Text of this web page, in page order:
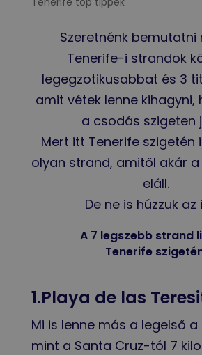
Szeretnénk bemutatni
Tenerife-i strandok
legegzotikusabbat és 3
amit vétek lenne kihagyni,
a csodás szigeten
Mert itt Tenerife szigetén
olyan strand, amitől akár a
eláll.
De ne is húzzuk az
A 7 legszebb strand
Tenerife
1.Playa de las
Mi is lenne más a legelső a
mint a Santa Cruz-tól 7